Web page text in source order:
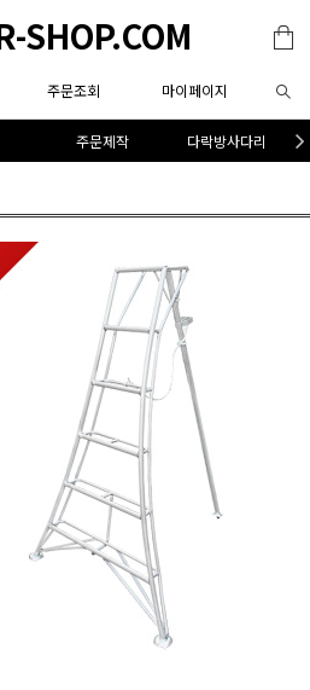
SHOP.COM
주문조회 마이페이지
주문제작 다락방사다리